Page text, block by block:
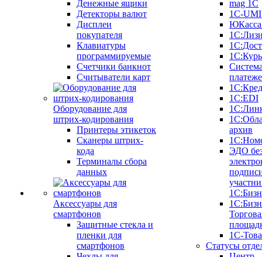
Денежные ящики
Детекторы валют
Дисплеи
покупателя
Клавиатуры
программируемые
Счетчики банкнот
Считыватели карт
Оборудование для
штрих-кодирования
Принтеры этикеток
Сканеры штрих-
кода
Терминалы сбора
данных
Аксессуары для
смартфонов
Защитные стекла и
пленки для
смартфонов
mag 1C
1C-UMI
1С:EDI
архив
ЭДО
1С-
Статусы